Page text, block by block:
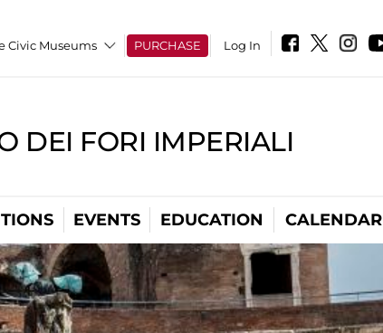
Civic Museums PURCHASE Log In
DEI FORI IMPERIALI
EVENTS EDUCATION CALENDAR